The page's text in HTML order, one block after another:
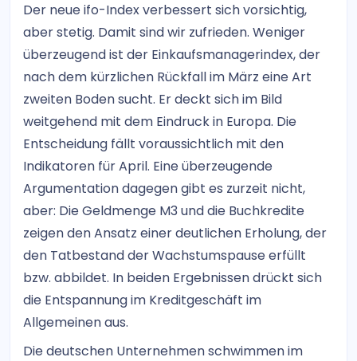
Der neue ifo-Index verbessert sich vorsichtig,
aber stetig. Damit sind wir zufrieden. Weniger
überzeugend ist der Einkaufsmanagerindex, der
nach dem kürzlichen Rückfall im März eine Art
zweiten Boden sucht. Er deckt sich im Bild
weitgehend mit dem Eindruck in Europa. Die
Entscheidung fällt voraussichtlich mit den
Indikatoren für April. Eine überzeugende
Argumentation dagegen gibt es zurzeit nicht,
aber: Die Geldmenge M3 und die Buchkredite
zeigen den Ansatz einer deutlichen Erholung, der
den Tatbestand der Wachstumspause erfüllt
bzw. abbildet. In beiden Ergebnissen drückt sich
die Entspannung im Kreditgeschäft im
Allgemeinen aus.
Die deutschen Unternehmen schwimmen im